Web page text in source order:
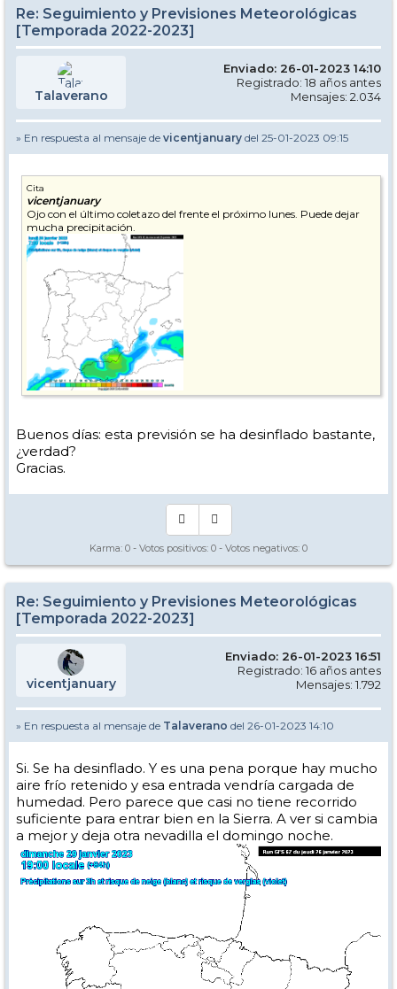
Re: Seguimiento y Previsiones Meteorológicas
[Temporada 2022-2023]
Talaverano
Enviado: 26-01-2023 14:10
Registrado: 18 años antes
Mensajes: 2.034
» En respuesta al mensaje de vicentjanuary del 25-01-2023 09:15
Cita
vicentjanuary
Ojo con el último coletazo del frente el próximo lunes. Puede dejar
mucha precipitación.
Buenos días: esta previsión se ha desinflado bastante,
¿verdad?
Gracias.
Karma: 0 - Votos positivos: 0 - Votos negativos: 0
Re: Seguimiento y Previsiones Meteorológicas
[Temporada 2022-2023]
vicentjanuary
Enviado: 26-01-2023 16:51
Registrado: 16 años antes
Mensajes: 1.792
» En respuesta al mensaje de Talaverano del 26-01-2023 14:10
Si. Se ha desinflado. Y es una pena porque hay mucho
aire frío retenido y esa entrada vendría cargada de
humedad. Pero parece que casi no tiene recorrido
suficiente para entrar bien en la Sierra. A ver si cambia
a mejor y deja otra nevadilla el domingo noche.